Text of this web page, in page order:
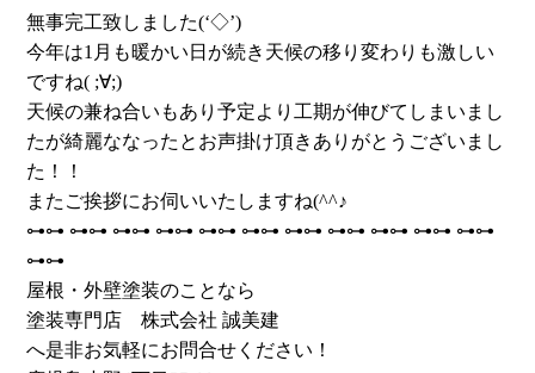
無事完工致しました(‘◇’)ゞ
今年は1月も暖かい日が続き天候の移り変わりも激しい
ですね( ;∀;)
天候の兼ね合いもあり予定より工期が伸びてしまいまし
たが綺麗ななったとお声掛け頂きありがとうございまし
た！！
またご挨拶にお伺いいたしますね(^^♪
⊶⊶ ⊶⊶ ⊶⊶ ⊶⊶ ⊶⊶ ⊶⊶ ⊶⊶ ⊶⊶ ⊶⊶ ⊶⊶ ⊶⊶
⊶⊶
屋根・外壁塗装のことなら
塗装専門店 株式会社 誠美建
へ是非お気軽にお問合せください！